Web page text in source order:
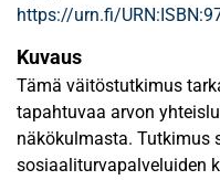
https://urn.fi/
Kuvaus
Tämä väitöstutkimus
tapahtuvaa arvon
näkökulmasta. Tutkimus
sosiaaliturvapalveluiden